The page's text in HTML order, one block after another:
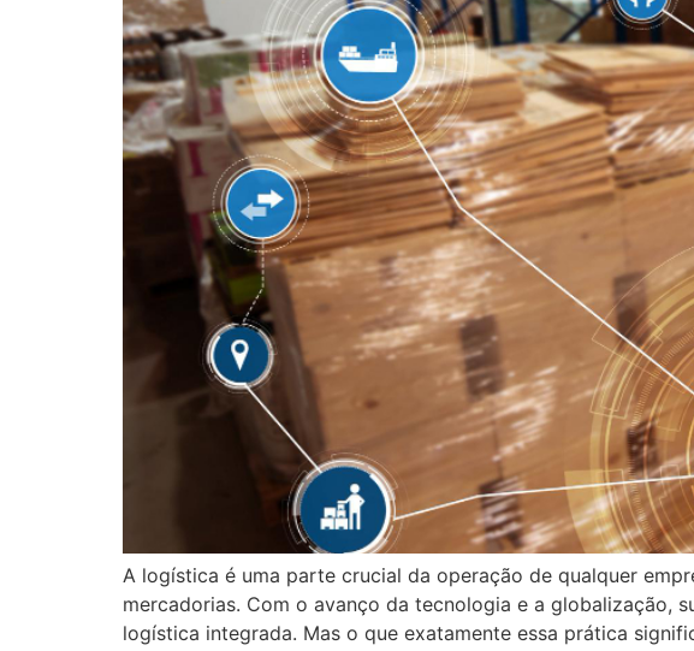
A logística é uma parte crucial da operação de qualquer
mercadorias. Com o avanço da tecnologia e a globalização,
logística integrada. Mas o que exatamente essa prática